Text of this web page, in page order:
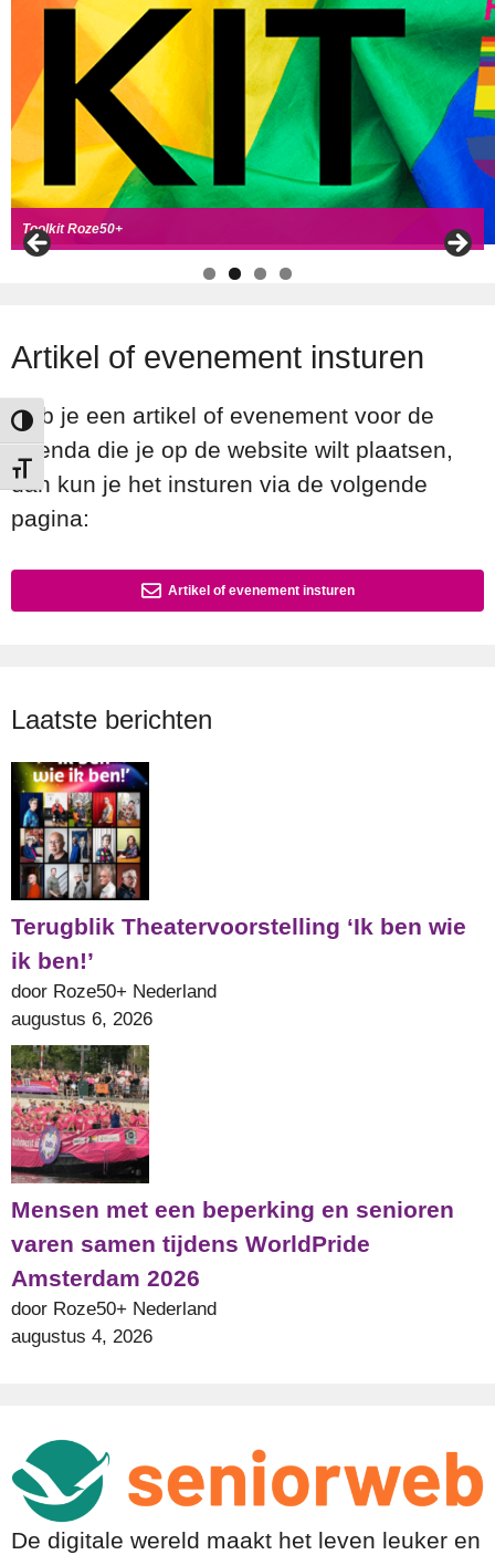
Keuze voor hoog contrast
Kies grootte van het lettertype
Roze50+ zoekt coll
Toolkit Roze50+
Handboek Roze Loper
Handreiking voor Roze 50+ ambassadeurs
Artikel of evenement insturen
Heb je een artikel of evenement voor de
agenda die je op de website wilt plaatsen,
dan kun je het insturen via de volgende
pagina:
Artikel of evenement insturen
Laatste berichten
Terugblik Theatervoorstelling ‘Ik ben wie
ik ben!’
door Roze50+ Nederland
augustus 6, 2026
Mensen met een beperking en senioren
varen samen tijdens WorldPride
Amsterdam 2026
door Roze50+ Nederland
augustus 4, 2026
De digitale wereld maakt het leven leuker en